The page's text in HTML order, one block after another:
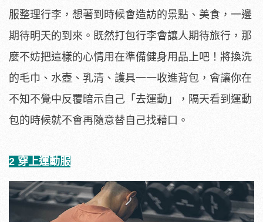
服整理行李，想著到時候會造訪的景點、美食，一邊
期待明天的到來。既然打包行李會讓人期待旅行，那
麼不妨把這樣的心情用在準備健身用品上吧！將換洗
的毛巾、水壺、乳清、護具一一收進背包，會讓你在
不知不覺中反覆暗示自己「去運動」，隔天看到運動
包的時候就不會再隨意替自己找藉口。
2 穿上運動服